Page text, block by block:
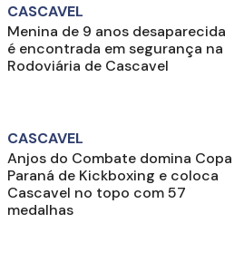
CASCAVEL
Menina de 9 anos desaparecida
é encontrada em segurança na
Rodoviária de Cascavel
CASCAVEL
Anjos do Combate domina Copa
Paraná de Kickboxing e coloca
Cascavel no topo com 57
medalhas